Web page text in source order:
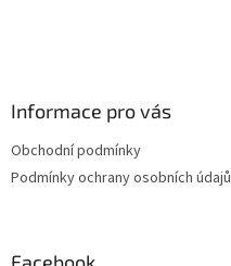
Informace pro vás
Obchodní podmínky
Podmínky ochrany osobních údajů